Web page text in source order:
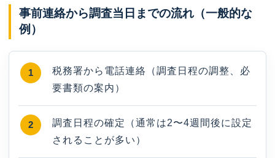
事前連絡から調査当日までの流れ（一般的な
例）
税務署から電話連絡（調査日程の調整、必
要書類の案内）
調査日程の確定（通常は2〜4週間後に設定
されることが多い）